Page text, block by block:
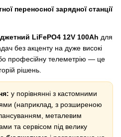
переносної зарядної станції
LiFePO4 12V 100Ah для
без акценту на дуже високі
професійну телеметрію — це
рішень.
у порівнянні з кастомними
(наприклад, з розширеною
металевим
та сервісом під велику